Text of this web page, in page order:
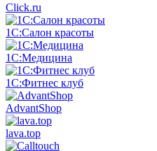
Click.ru
1С:Салон красоты
1С:Медицина
1С:Фитнес клуб
AdvantShop
lava.top